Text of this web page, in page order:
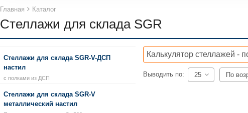
Главная Каталог
Стеллажи для склада SGR
Стеллажи для склада SGR-V-ДСП
настил
с полками из ДСП
Стеллажи для склада SGR-V
металлический настил
Калькулятор стеллажей -
Выводить по: 25 По